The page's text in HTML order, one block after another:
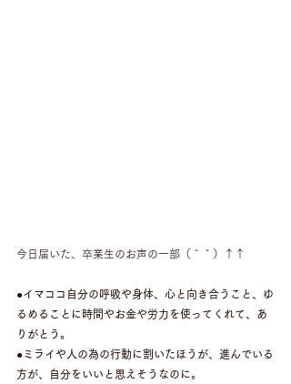
今日届いた、卒業生のお声の一部（＾＾）↑↑
●イマココ自分の呼吸や身体、心と向き合うこと、ゆ
るめることに時間やお金や労力を使ってくれて、あ
りがとう。
●ミライや人の為の行動に割いたほうが、進んでいる
方が、自分をいいと思えそうなのに。